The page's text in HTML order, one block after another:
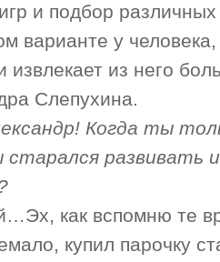
и подбор различных
варианте у
извлекает из него
Слепухина.
Когда ты
развивать
как вспомню те
купил парочку